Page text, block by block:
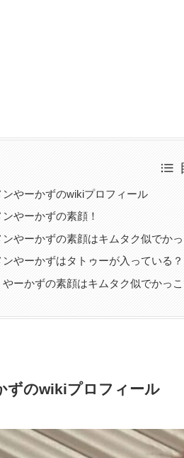
ンやーかずのwikiプロフィール
やーかずの素顔！
ンやーかずの素顔はキムタク似でかっ
ンやーかずはタトゥーが入っている？
やーかずの素顔はキムタク似でかっ
ずのwikiプロフィール